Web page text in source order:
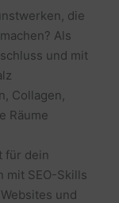
die
Als
und mit
Collagen,
Räume
für dein
mit SEO-Skills
und